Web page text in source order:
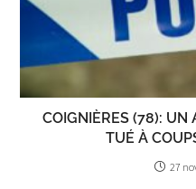
COIGNIÈRES (78): UN
TUÉ À
27